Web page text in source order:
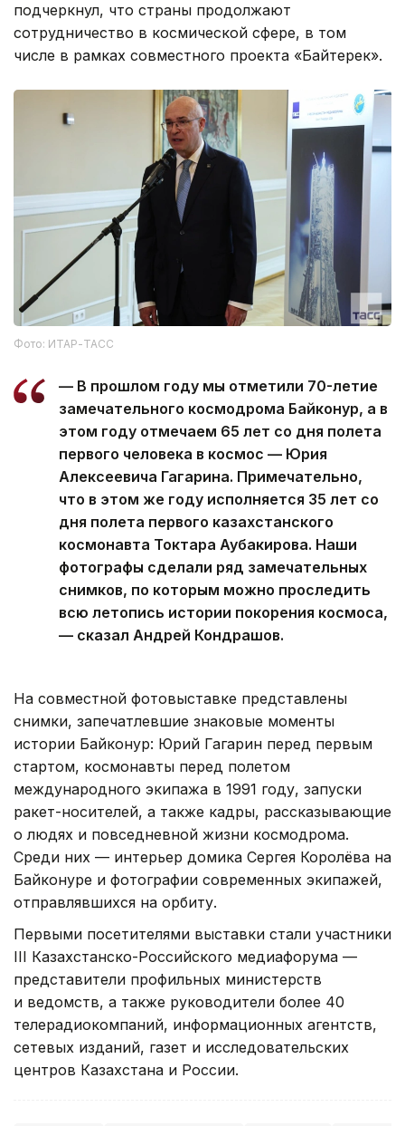
подчеркнул, что страны продолжают
сотрудничество в космической сфере, в том
числе в рамках совместного проекта «Байтерек».
Фото: ИТАР-ТАСС
— В прошлом году мы отметили 70-летие
замечательного космодрома Байконур, а в
этом году отмечаем 65 лет со дня полета
первого человека в космос — Юрия
Алексеевича Гагарина. Примечательно,
что в этом же году исполняется 35 лет со
дня полета первого казахстанского
космонавта Токтара Аубакирова. Наши
фотографы сделали ряд замечательных
снимков, по которым можно проследить
всю летопись истории покорения космоса,
— сказал Андрей Кондрашов.
На совместной фотовыставке представлены
снимки, запечатлевшие знаковые моменты
истории Байконур: Юрий Гагарин перед первым
стартом, космонавты перед полетом
международного экипажа в 1991 году, запуски
ракет-носителей, а также кадры, рассказывающие
о людях и повседневной жизни космодрома.
Среди них — интерьер домика Сергея Королёва на
Байконуре и фотографии современных экипажей,
отправлявшихся на орбиту.
Первыми посетителями выставки стали участники
III Казахстанско-Российского медиафорума —
представители профильных министерств
и ведомств, а также руководители более 40
телерадиокомпаний, информационных агентств,
сетевых изданий, газет и исследовательских
центров Казахстана и России.